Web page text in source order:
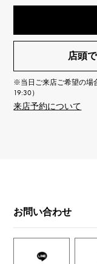
店頭
※当日ご来店ご希望の場
19:30）
来店予約について
お問い合わせ